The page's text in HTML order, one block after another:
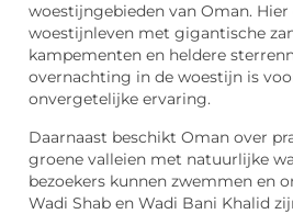
woestijngebieden van Oman.
woestijnleven met gigantische
kampementen en heldere
overnachting in de woestijn is
onvergetelijke ervaring.
Daarnaast beschikt Oman over
groene valleien met natuurlijke
bezoekers kunnen zwemmen en
Wadi Shab en Wadi Bani Khalid